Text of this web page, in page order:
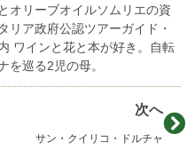
オリーブオイルソムリエの資
リア政府公認ツアーガイド・
ワインと花と本が好き。自転
を巡る2児の母。
次へ
サン・クイリコ・ドルチャ